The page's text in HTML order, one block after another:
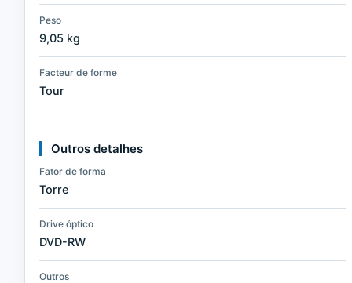
Peso
9,05 kg
Facteur de forme
Tour
Outros detalhes
Fator de forma
Torre
Drive óptico
DVD-RW
Outros